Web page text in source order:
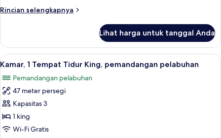
Pemandangan
Rincian selengkapnya
Rincian
Satu
Tempat
Tidur
Pemandangan
Kota
Lihat harga untuk tanggal Anda
Lihat
semua
foto
untuk
Kamar,
1
Tempat
5
Kamar, 1 Tempat Tidur King, pemandangan pelabuhan
Pemandangan pelabuhan
47 meter persegi
Kapasitas 3
1 king
Wi-Fi Gratis